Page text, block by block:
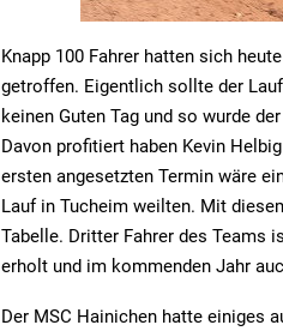
Knapp 100 Fahrer hatten sich
getroffen. Eigentlich sollte der
keinen Guten Tag und so wurde
Davon profitiert haben Kevin
ersten angesetzten Termin wäre
Lauf in Tucheim weilten. Mit
Tabelle. Dritter Fahrer des Teams
erholt und im kommenden Jahr
Der MSC Hainichen hatte einiges